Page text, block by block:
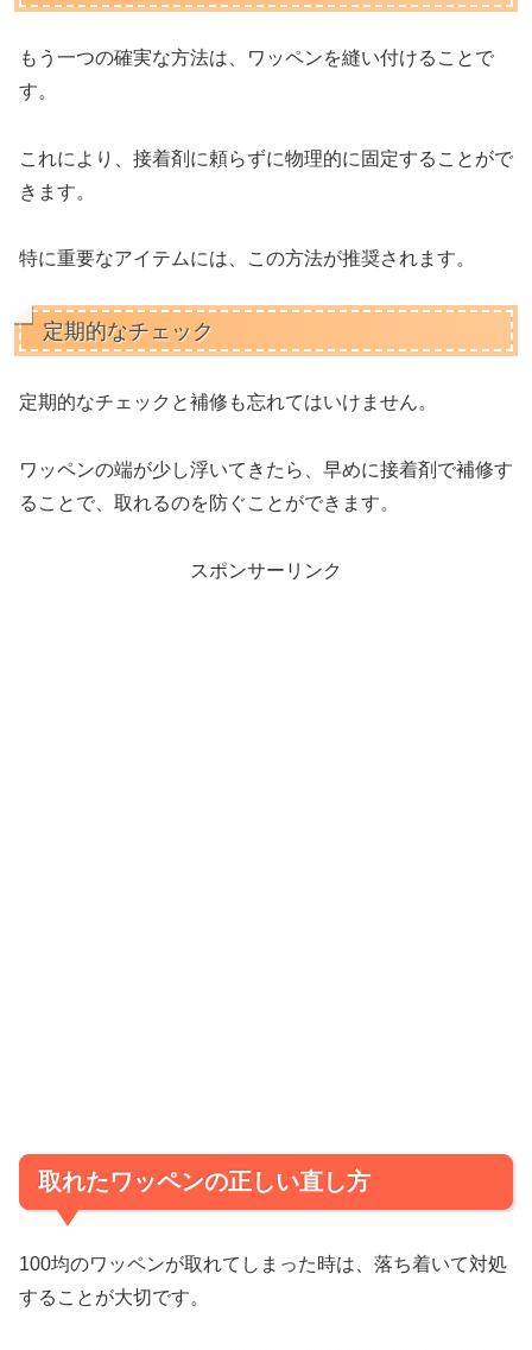
もう一つの確実な方法は、ワッペンを縫い付けることで
す。
これにより、接着剤に頼らずに物理的に固定することがで
きます。
特に重要なアイテムには、この方法が推奨されます。
定期的なチェック
定期的なチェックと補修も忘れてはいけません。
ワッペンの端が少し浮いてきたら、早めに接着剤で補修す
ることで、取れるのを防ぐことができます。
スポンサーリンク
取れたワッペンの正しい直し方
100均のワッペンが取れてしまった時は、落ち着いて対処
することが大切です。